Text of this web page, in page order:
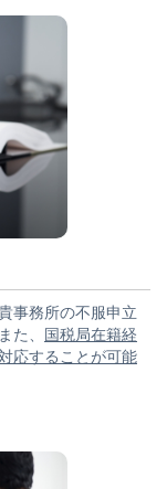
事務所の不服申立
た、
国税局在籍経
応することが可能